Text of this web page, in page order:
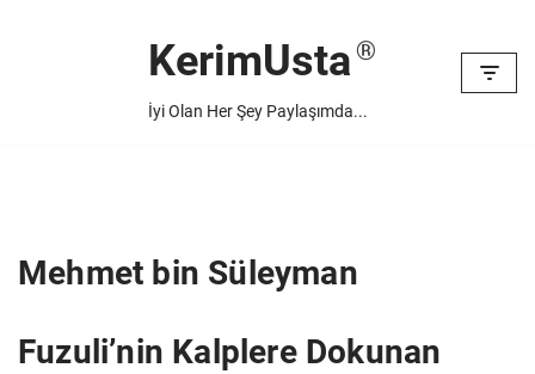
KerimUsta
İyi Olan Her Şey Paylaşımda...
Mehmet bin Süleyman
Fuzuli’nin Kalplere Dokunan